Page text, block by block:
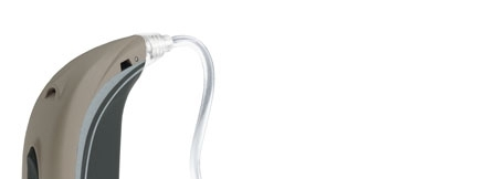
Zoeken
Snel zoeken
Hoorapparaatbatterijen
Oticon hoorapparaten
ReSound Vivia
Oticon Intent
Signia Silk Filters